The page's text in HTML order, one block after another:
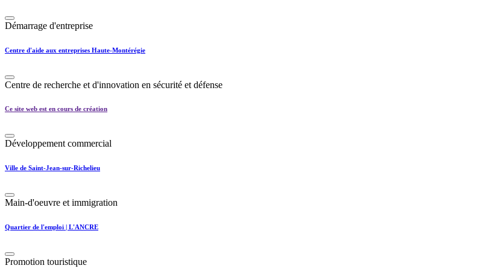
Démarrage d'entreprise
Centre d'aide aux entreprises Haute-Montérégie
Centre de recherche et d'innovation en sécurité et défense
Ce site web est en cours de création
Développement commercial
Ville de Saint-Jean-sur-Richelieu
Main-d'oeuvre et immigration
Quartier de l'emploi | L'ANCRE
Promotion touristique